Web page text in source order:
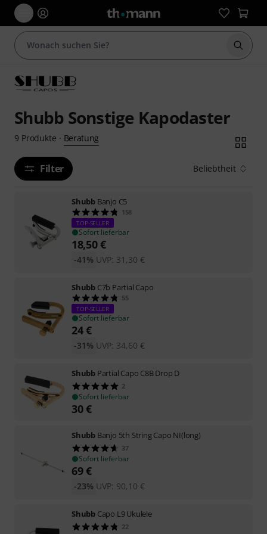
Suche
Shubb Sonstige Kapodaster
9 Produkte · Beratung
Filter Beliebtheit
Shubb Banjo C5
158
TOP-SELLER
Sofort lieferbar
18,50€
UVP: 31,30 €
-41%
Shubb C7b Partial Capo
55
TOP-SELLER
Sofort lieferbar
24€
UVP: 34,60 €
-31%
Shubb Partial Capo C8B Drop D
2
Sofort lieferbar
30€
Shubb Banjo 5th String Capo NI(long)
37
Sofort lieferbar
69€
UVP: 90,10 €
-23%
Shubb Capo L9 Ukulele
22